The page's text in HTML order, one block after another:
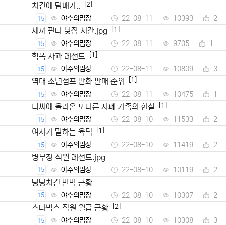
치킨에 담배가.. [2]
15 야수의밈장 22-08-11 10393 2
새끼 판다 낮잠 시간.jpg [1]
15 야수의밈장 22-08-11 9705 1
학폭 사과 레전드 [1]
15 야수의밈장 22-08-11 10809 3
역대 소년점프 만화 판매 순위 [1]
15 야수의밈장 22-08-11 10475 1
디씨에 올라온 또다른 자폐 가족의 현실 [1]
15 야수의밈장 22-08-10 11533 2
여자가 말하는 육덕 [1]
15 야수의밈장 22-08-10 11419 2
병무청 직원 레전드.jpg
15 야수의밈장 22-08-10 10119 2
당당치킨 반박 근황
15 야수의밈장 22-08-10 10307 2
스타벅스 직원 월급 근황 [2]
15 야수의밈장 22-08-10 10308 3